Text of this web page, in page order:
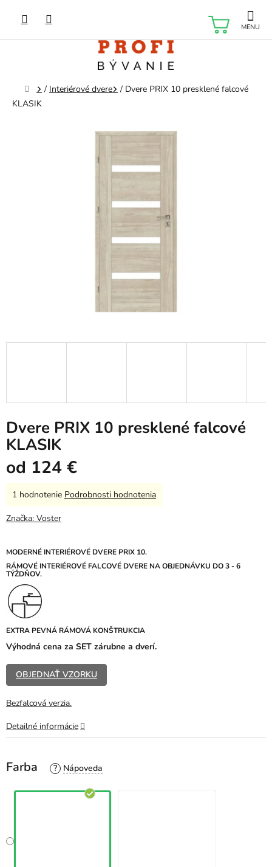
obsah
Domov
/ Interiérové dvere / Dvere PRIX 10 presklené falcové
KLASIK
Dvere PRIX 10 presklené falcové
KLASIK
od 124 €
Farba ?
MODERNÉ INTERIÉROVÉ DVERE PRIX 10.
RÁMOVÉ INTERIÉROVÉ FALCOVÉ DVERE NA OBJEDNÁVKU DO 3 - 6
TÝŽDŇOV.
EXTRA PEVNÁ RÁMOVÁ KONŠTRUKCIA
Výhodná cena za SET zárubne a dverí.
OBJEDNAŤ VZORKU
Bezfalcová verzia.
Detailné informácie
Priemerné
produktu
z
5
hviezdičiek.
1 hodnotenie Podrobnosti hodnotenia
Značka: Voster